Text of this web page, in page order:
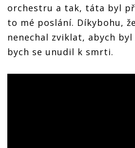
orchestru a tak, táta byl
to mé poslání. Díkybohu,
nenechal zviklat, abych
bych se unudil k smrti.